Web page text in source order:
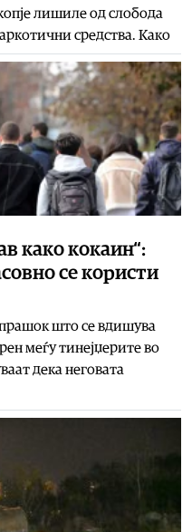
лишиле од слобода
средства. Како
како кокаин“:
се користи
што се вдишува
меѓу тинејџерите во
дека неговата